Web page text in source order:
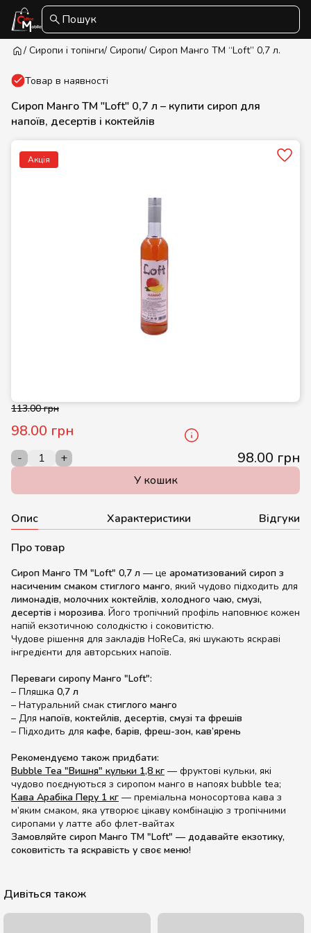
Пошук
/ Сиропи і топінги/ Сиропи/ Сироп Манго ТМ “Loft” 0,7 л.
Товар в наявності
Сироп Манго ТМ "Loft" 0,7 л – купити сироп для
напоїв, десертів і коктейлів
Акція
113.00 грн
98.00 грн
- + 98.00 грн
У кошик
Опис Характеристики
Відгуки
Про товар
Сироп Манго ТМ "Loft" 0,7 л — це ароматизований сироп з
насиченим смаком стиглого манго, який чудово підходить для
лимонадів, молочних коктейлів, холодного чаю, смузі,
десертів і морозива. Його тропічний профіль наповнює кожен
напій екзотичною солодкістю і соковитістю.
Чудове рішення для закладів HoReCa, які шукають яскраві
інгредієнти для авторських напоїв.
Переваги сиропу Манго "Loft":
– Пляшка 0,7 л
– Натуральний смак стиглого манго
– Для напоїв, коктейлів, десертів, смузі та фрешів
– Підходить для кафе, барів, фреш-зон, кав’ярень
Рекомендуємо також придбати:
Bubble Tea "Вишня" кульки 1,8 кг — фруктові кульки, які
чудово поєднуються з сиропом манго в напоях bubble tea;
Кава Арабіка Перу 1 кг — преміальна моносортова кава з
м’яким смаком, яка утворює цікаву комбінацію з тропічними
сиропами у латте або флет-вайтах
Замовляйте сироп Манго ТМ "Loft" — додавайте екзотику,
соковитість та яскравість у своє меню!
Дивіться також